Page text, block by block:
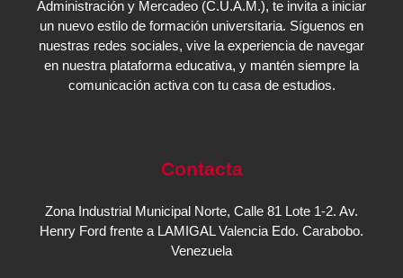
Administración y Mercadeo (C.U.A.M.), te invita a iniciar
un nuevo estilo de formación universitaria. Síguenos en
nuestras redes sociales, vive la experiencia de navegar
en nuestra plataforma educativa, y mantén siempre la
comunicación activa con tu casa de estudios.
Contacta
Zona Industrial Municipal Norte, Calle 81 Lote 1-2. Av.
Henry Ford frente a LAMIGAL Valencia Edo. Carabobo.
Venezuela